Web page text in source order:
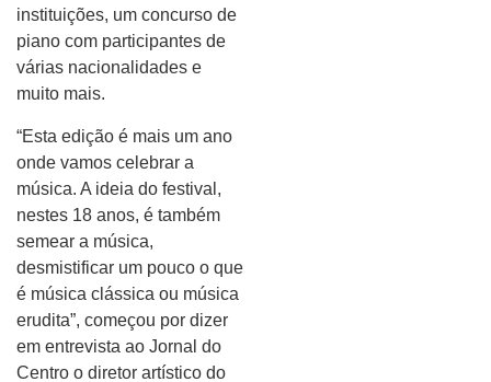
instituições, um concurso de
piano com participantes de
várias nacionalidades e
muito mais.
“Esta edição é mais um ano
onde vamos celebrar a
música. A ideia do festival,
nestes 18 anos, é também
semear a música,
desmistificar um pouco o que
é música clássica ou música
erudita”, começou por dizer
em entrevista ao Jornal do
Centro o diretor artístico do